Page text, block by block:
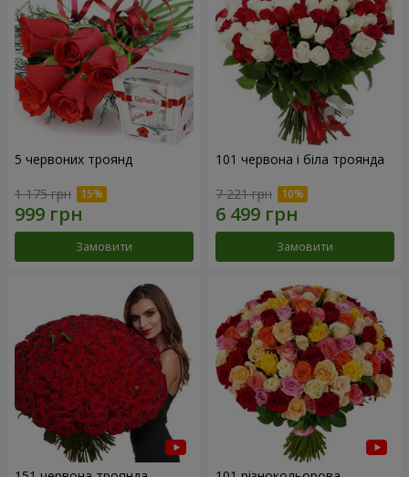
5 червоних троянд
1 175 грн
Замовити
101 червона і біла троянда
7 221 грн
Замовити